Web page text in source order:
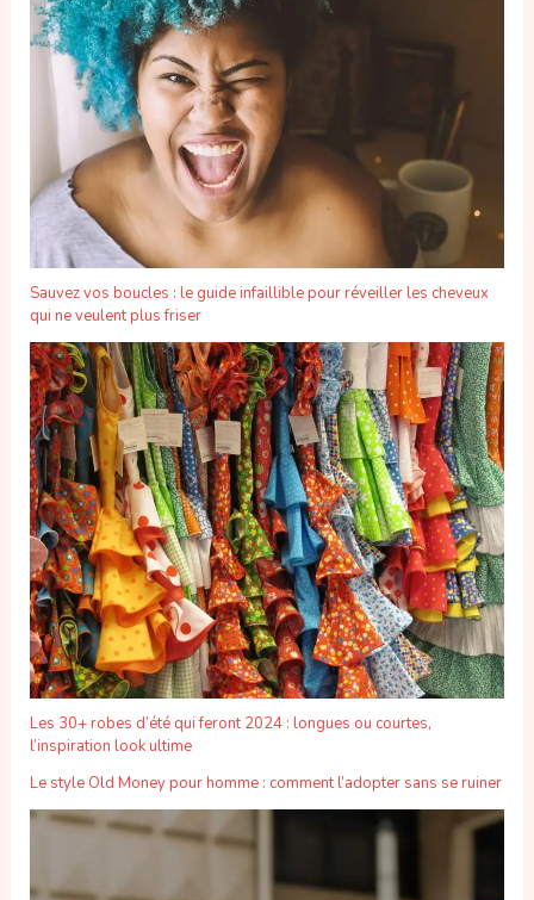
Sauvez vos boucles : le guide infaillible pour réveiller les cheveux
qui ne veulent plus friser
Les 30+ robes d’été qui feront 2024 : longues ou courtes,
l’inspiration look ultime
Le style Old Money pour homme : comment l’adopter sans se ruiner